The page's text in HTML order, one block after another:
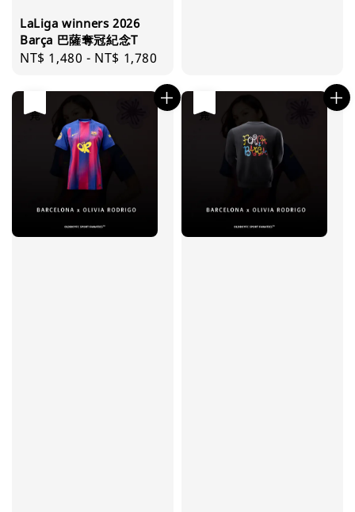
LaLiga winners 2026
Barça 巴薩奪冠紀念T
Regular
NT$ 1,480 - NT$ 1,780